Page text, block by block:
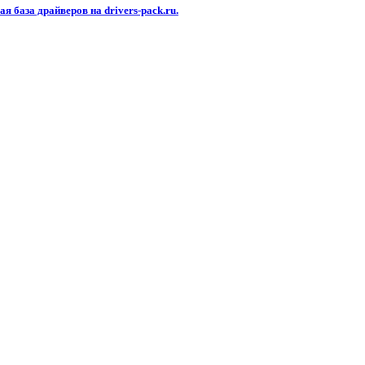
база драйверов на drivers-pack.ru.